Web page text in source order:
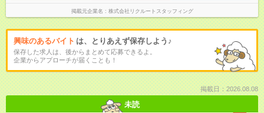
掲載元企業名 株式会社リクルートスタッフィング
興味のあるバイト は、とりあえず保存しよう♪
保存した求人は、後からまとめて応募できるよ。
企業からアプローチが届くことも！
掲載日：2026.08.08
未読